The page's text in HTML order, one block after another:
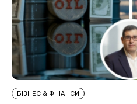
БІЗНЕС & ФІНАНСИ